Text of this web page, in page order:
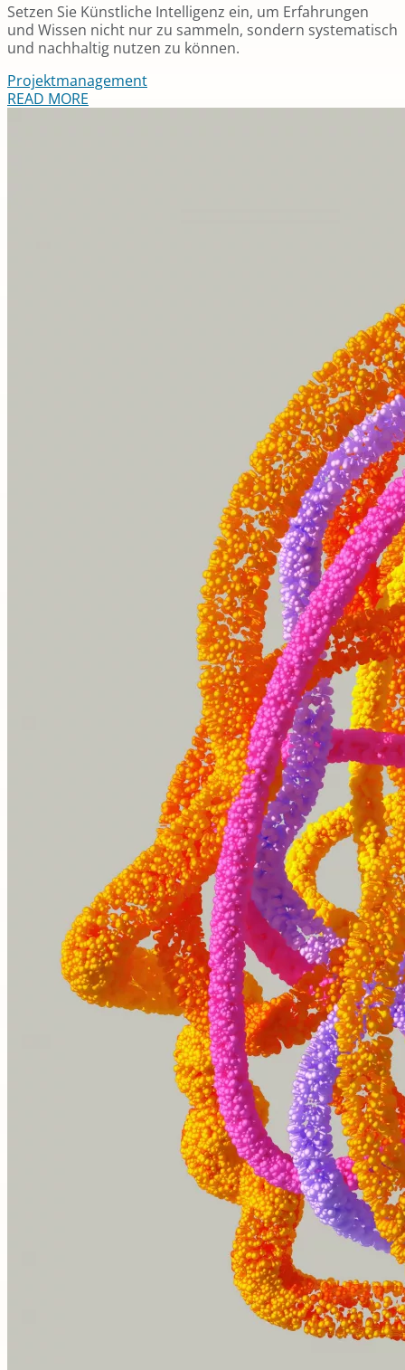
Setzen Sie Künstliche Intelligenz ein, um Erfahrungen
und Wissen nicht nur zu sammeln, sondern systematisch
und nachhaltig nutzen zu können.
Projektmanagement
READ MORE